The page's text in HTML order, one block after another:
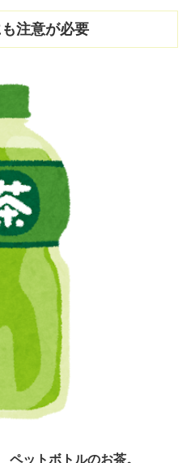
注意が必要
ペットボトルのお茶。